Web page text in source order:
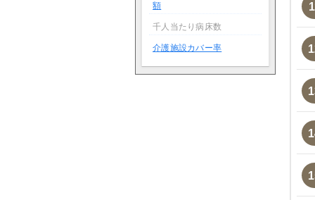
額
千人当たり病床数
介護施設カバー率